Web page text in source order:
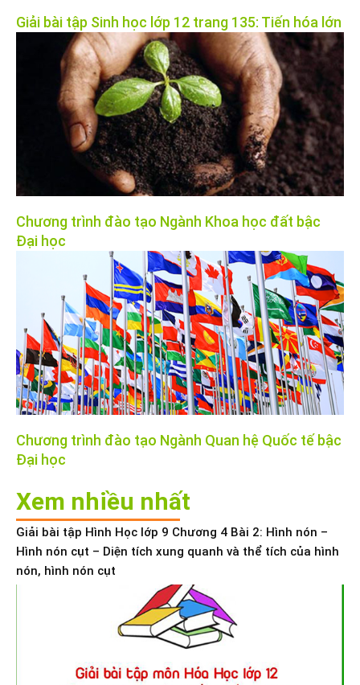
Giải bài tập Sinh học lớp 12 trang 135: Tiến hóa lớn
Chương trình đào tạo Ngành Khoa học đất bậc
Đại học
Chương trình đào tạo Ngành Quan hệ Quốc tế bậc
Đại học
Xem nhiều nhất
Giải bài tập Hình Học lớp 9 Chương 4 Bài 2: Hình nón –
Hình nón cụt – Diện tích xung quanh và thể tích của hình
nón, hình nón cụt